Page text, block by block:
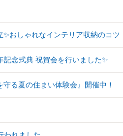
✨おしゃれなインテリア収納のコツ
念式典 祝賀会を行いました✨
る夏の住まい体験会』開催中！